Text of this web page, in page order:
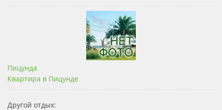
Пицунда
Квартира в Пицунде
Другой отдых: